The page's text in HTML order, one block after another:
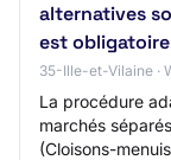
alternatives
est
35-Ille-et-Vilaine ·
La procédure
marchés
(Cloisons-